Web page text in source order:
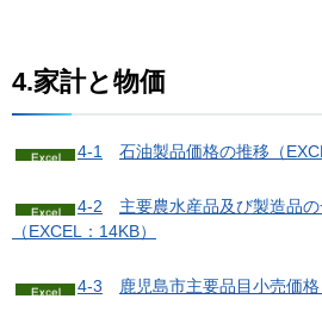
4.家計と物価
4-1 石油製品価格の推移（
4-2 主要農水産品及び製造品
（EXCEL：14KB）
4-3 鹿児島市主要品目小売価格